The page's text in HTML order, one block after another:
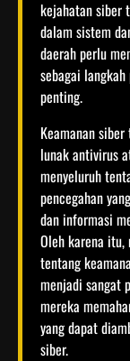
kejahatan siber
dalam sistem
daerah perlu
sebagai
penting.
Keamanan
lunak antivirus
menyeluruh
pencegahan
dan informasi
Oleh karena itu,
tentang
menjadi sangat
mereka
yang dapat
siber.